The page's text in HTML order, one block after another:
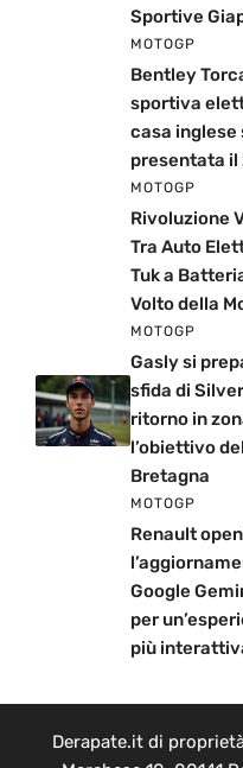
Sportive
MOTOGP
Bentley
sportiva
casa inglese
presentata il
MOTOGP
Rivoluzione
Tra Auto
Tuk a
Volto della
MOTOGP
Gasly si
sfida di
ritorno in
l’obiettivo
Bretagna
MOTOGP
Renault
Google
per
più
Derapate.it di